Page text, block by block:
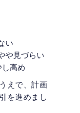
い
や見づらい
高め
えで、計画
を進めまし